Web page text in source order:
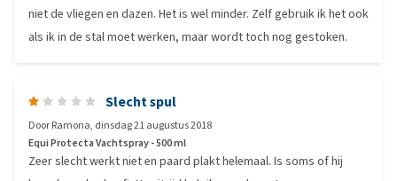
niet de vliegen en dazen. Het is wel minder. Zelf gebruik ik het ook
als ik in de stal moet werken, maar wordt toch nog gestoken.
Slecht spul
DoorRamona, dinsdag 21 augustus 2018
Equi Protecta Vachtspray - 500 ml
Zeer slecht werkt niet en paard plakt helemaal. Is soms of hij